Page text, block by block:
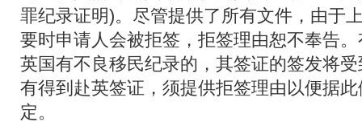
罪纪录证明)。尽管提供了所有文件，由于
要时申请人会被拒签，拒签理由恕不奉告
英国有不良移民纪录的，其签证的签发将
有得到赴英签证，须提供拒签理由以便据
定。